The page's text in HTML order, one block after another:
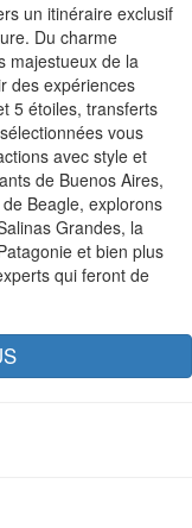
un itinéraire exclusif
Du charme
majestueux de la
des expériences
5 étoiles, transferts
vous
avec style et
de Buenos Aires,
Beagle, explorons
Grandes, la
et bien plus
qui feront de